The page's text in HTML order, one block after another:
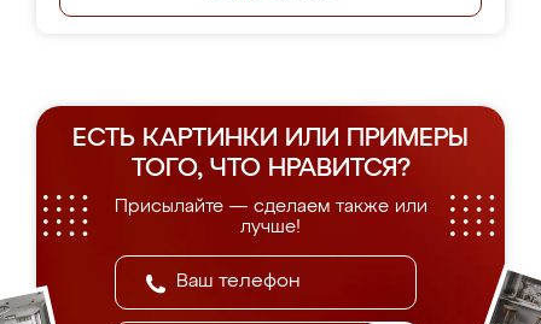
ЕСТЬ КАРТИНКИ ИЛИ ПРИМЕРЫ
ТОГО, ЧТО НРАВИТСЯ?
Присылайте — сделаем также или
лучше!